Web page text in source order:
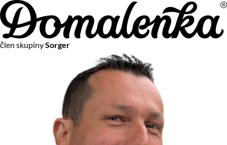
člen skupinySorger
Na vašom súkromí nám záleží
Chceme vám neustále poskytovať tie najlepšie služby.
Vzhľadom k platnej legislatíve od vás ale potrebujeme súhlas
s používaním súborov cookies.
Viac o personalizácii a meraní
Aby sme vedeli, čo sa deje na webových stránkach a aby sme
vám mohli prispôsobiť ponuky na mieru či reklamu,
používame cookies a taktiežslužby spoločnosti Google
Čo sú cookies?